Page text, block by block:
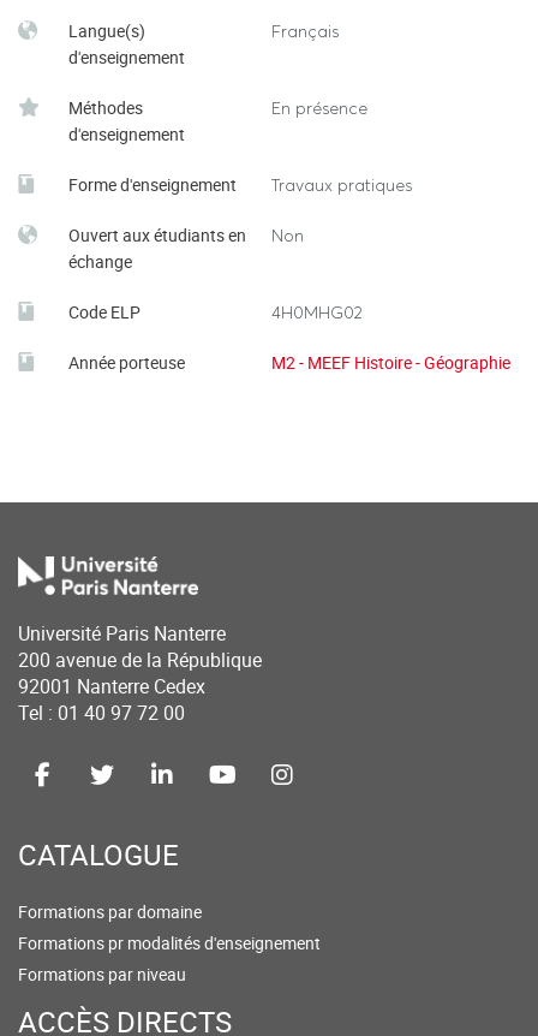
Langue(s)
d'enseignement
Français
Méthodes
d'enseignement
En présence
Forme d'enseignement Travaux pratiques
Ouvert aux étudiants en
échange
Non
Code ELP 4H0MHG02
Année porteuse M2 - MEEF Histoire - Géographie
Université Paris Nanterre
200 avenue de la République
92001 Nanterre Cedex
Tel : 01 40 97 72 00
CATALOGUE
Formations par domaine
Formations pr modalités d'enseignement
Formations par niveau
ACCÈS DIRECTS